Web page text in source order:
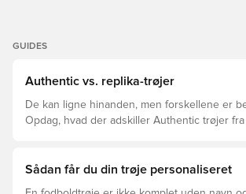
GUIDES
Authentic vs. replika-trøjer
De kan ligne hinanden, men forskellene er
Opdag, hvad der adskiller Authentic trøjer
Sådan får du din trøje personaliseret